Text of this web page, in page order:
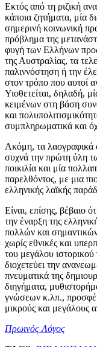
Εκτός από τη ριζική
κάποια ζητήματα, μία
σημερινή κοινωνική
πρόβλημα της
φυγή των Ελλήνων
της Αυστραλίας, τα
παλιννόστηση ή την
στον τρόπο που αυτοί
Υιοθετείται, δηλαδή,
κειμένων στη βάση
και
συμπληρωματικά και
Ακόμη, τα λαογραφικά
συχνά την πρώτη ύλη
ποικιλία και μία
παρελθόντος, με μια
ελληνικής λαϊκής
Είναι, επίσης, βέβαιο
την έναρξη της
πολλών και
χωρίς εθνικές και
του μεγάλου
διοχετεύει την
πνευματικά της
διηγήματα,
γνώσεων κ.λπ.,
μικρούς και μεγάλους
Πρωινός Λόγος